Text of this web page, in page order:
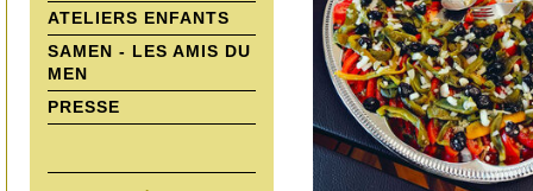
ATELIERS ENFANTS
SAMEN - LES AMIS DU
MEN
PRESSE